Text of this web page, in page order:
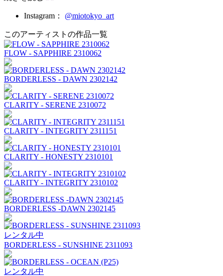
Instagram： @miotokyo_art
このアーティストの作品一覧
FLOW - SAPPHIRE 2310062
BORDERLESS - DAWN 2302142
CLARITY - SERENE 2310072
CLARITY - INTEGRITY 2311151
CLARITY - HONESTY 2310101
CLARITY - INTEGRITY 2310102
BORDERLESS -DAWN 2302145
レンタル中
BORDERLESS - SUNSHINE 2311093
レンタル中